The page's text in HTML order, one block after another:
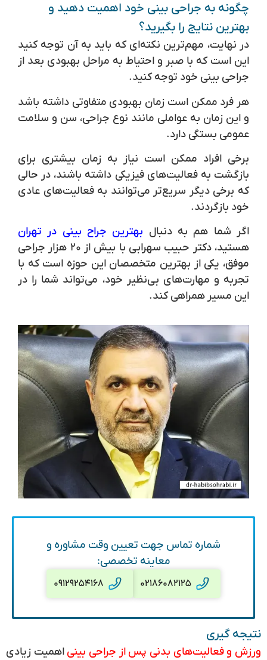
چگونه به جراحی بینی خود اهمیت دهید و
بهترین نتایج را بگیرید؟
در نهایت، مهم‌ترین نکته‌ای که باید به آن توجه کنید
این است که با صبر و احتیاط به مراحل بهبودی بعد از
جراحی بینی خود توجه کنید.
هر فرد ممکن است زمان بهبودی متفاوتی داشته باشد
و این زمان به عواملی مانند نوع جراحی، سن و سلامت
عمومی بستگی دارد.
برخی افراد ممکن است نیاز به زمان بیشتری برای
بازگشت به فعالیت‌های فیزیکی داشته باشند، در حالی
که برخی دیگر سریع‌تر می‌توانند به فعالیت‌های عادی
خود بازگردند.
اگر شما هم به دنبال بهترین جراح بینی در تهران
هستید، دکتر حبیب سهرابی با بیش از ۲۰ هزار جراحی
موفق، یکی از بهترین متخصصان این حوزه است که با
تجربه و مهارت‌های بی‌نظیر خود، می‌تواند شما را در
این مسیر همراهی کند.
شماره تماس جهت تعیین وقت مشاوره و
معاینه تخصصی:
۰۲۱۸۶۰۸۲۱۲۵ ۰۹۱۲۹۲۵۴۱۶۸
نتیجه گیری
ورزش و فعالیت‌های بدنی پس از جراحی بینیاهمیت زیادی